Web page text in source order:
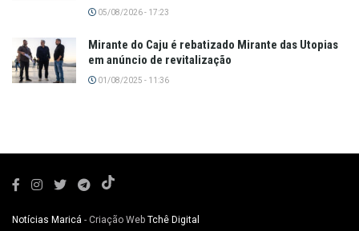
05/08/2026 - 17:23
Mirante do Caju é rebatizado Mirante das Utopias
em anúncio de revitalização
01/08/2025 - 11:36
Notícias Maricá - Criação Web Tchê Digital